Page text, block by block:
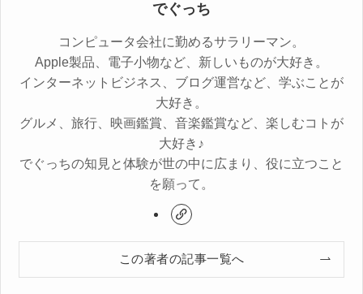
でぐっち
コンピュータ会社に勤めるサラリーマン。
Apple製品、電子小物など、新しいものが大好き。
インターネットビジネス、ブログ運営など、学ぶことが
大好き。
グルメ、旅行、映画鑑賞、音楽鑑賞など、楽しむコトが
大好き♪
でぐっちの知見と体験が世の中に広まり、役に立つこと
を願って。
この著者の記事一覧へ